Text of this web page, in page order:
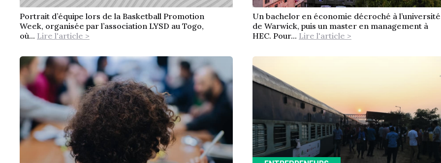
Portrait d’équipe lors de la Basketball Promotion
Week, organisée par l’association LYSD au Togo,
où... Lire l'article >
Un bachelor en économie décroché à l’université
de Warwick, puis un master en management à
HEC. Pour... Lire l'article >